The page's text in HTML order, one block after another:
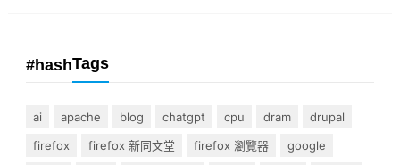
#hashTags
ai apache blog chatgpt cpu dram
drupal
firefox
firefox 新同文堂 firefox 瀏覽器
google